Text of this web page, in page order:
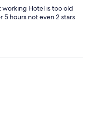
Hotel is too old
5 hours not even 2 stars